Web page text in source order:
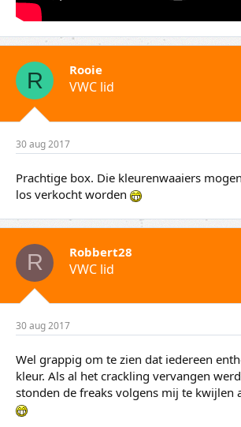
R Rooie
VWC lid
30 aug 2017
Prachtige box. Die kleurenwaaiers
los verkocht worden
R Robbert28
VWC lid
30 aug 2017
Wel grappig om te zien dat iedereen
kleur. Als al het crackling vervangen
stonden de freaks volgens mij te kwijlen